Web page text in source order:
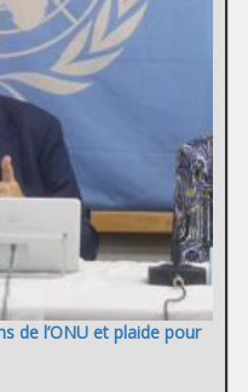
de l’ONU et plaide pour